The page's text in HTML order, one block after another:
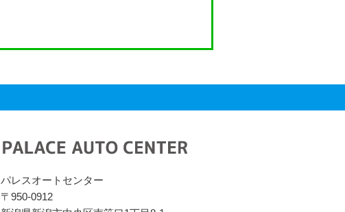
パレスオートセンター
〒950-0912